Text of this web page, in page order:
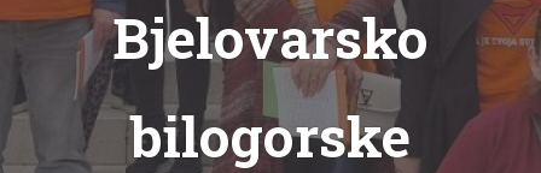
Bjelovarsko
bilogorske